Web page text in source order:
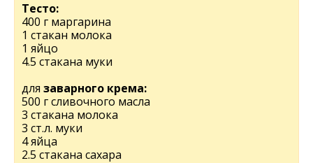
Тесто:
400 г маргарина
1 стакан молока
1 яйцо
4.5 стакана муки
для заварного крема:
500 г сливочного масла
3 стакана молока
3 ст.л. муки
4 яйца
2.5 стакана сахара